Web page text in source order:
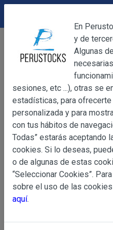
Alimentación
Pasta Ají Panca Lalatina 225 g
OBJETO
Información
Básica
sobre
de Datos
OBJETO
Las presentes
web
YACARINE (en
La adquisición de
DEVOLUCIONES
En
y de
Algunas
sesiones, etc ...), otras se
estadísticas, para ofrecerte
personalizada y para
con tus hábitos de
Todas” estarás aceptando
cookies. Si lo deseas,
o de algunas de estas
“Seleccionar Cookies”.
sobre el uso de las
aquí.